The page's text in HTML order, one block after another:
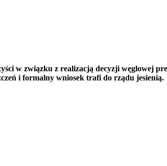
w związku z realizacją decyzji węglowej
i formalny wniosek trafi do rządu jesienią.